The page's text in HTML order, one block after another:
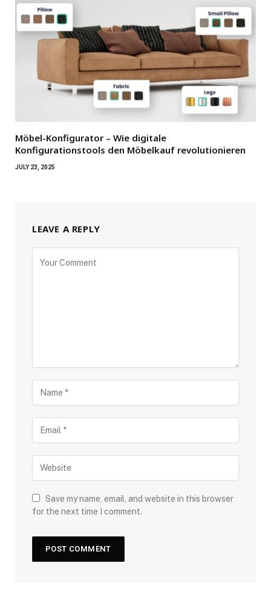
Möbel-Konfigurator – Wie digitale
Konfigurationstools den Möbelkauf revolutionieren
JULY 23, 2025
LEAVE A REPLY
Save my name, email, and website in this browser
for the next time I comment.